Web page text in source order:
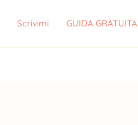
Scrivimi GUIDA GRATUITA